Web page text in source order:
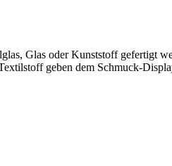
Glas oder Kunststoff gefertigt
geben dem Schmuck-